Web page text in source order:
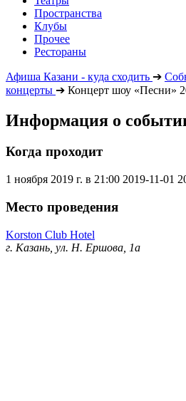
Пространства
Клубы
Прочее
Рестораны
Афиша Казани - куда сходить ➔
концерты ➔ Концерт шоу «Песни»
Информация о
Когда проходит
1 ноября 2019 г. в 21:00 2019-11-01
Место проведения
Korston Club Hotel
г. Казань, ул. Н. Ершова, 1а